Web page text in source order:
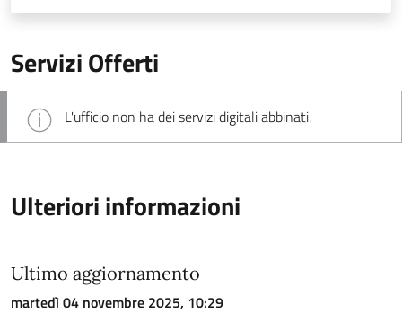
Servizi Offerti
L'ufficio non ha dei servizi digitali abbinati.
Ulteriori informazioni
Ultimo aggiornamento
martedì 04 novembre 2025, 10:29